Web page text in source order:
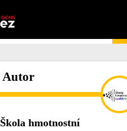
Autor
Škola hmotnostní